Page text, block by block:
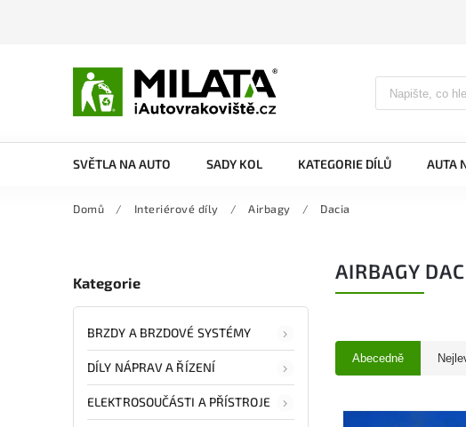
SVĚTLA NA AUTO SADY KOL KATEGORIE DÍLŮ AUTA
Domů / Interiérové díly / Airbagy / Dacia
Kategorie
BRZDY A BRZDOVÉ SYSTÉMY
DÍLY NÁPRAV A ŘÍZENÍ
ELEKTROSOUČÁSTI A PŘÍSTROJE
AIRBAGY
Abecedně